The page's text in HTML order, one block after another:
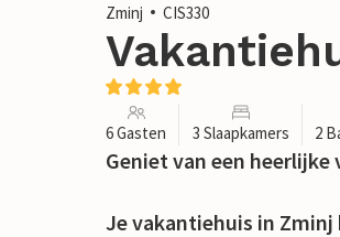
Zminj
CIS330
6 Gasten 3 Slaapkamers 2
Geniet van een
Je vakantiehuis in